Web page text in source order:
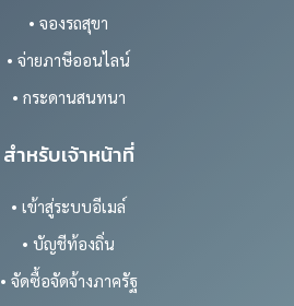
• จองรถสุขา
• จ่ายภาษีออนไลน์
• กระดานสนทนา
สำหรับเจ้าหน้าที่
• เข้าสู่ระบบอีเมล์
• บัญชีท้องถิ่น
• จัดซื้อจัดจ้างภาครัฐ